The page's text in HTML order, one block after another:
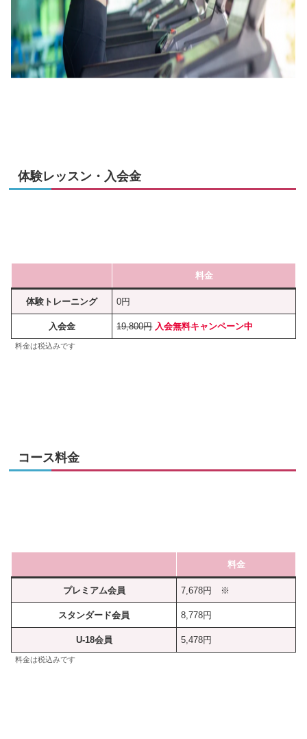
体験レッスン・入会金
料金
体験トレーニング 0円
入会金 19,800円 入会無料キャンペーン中
料金は税込みです
コース料金
料金
プレミアム会員 7,678円 ※
スタンダード会員 8,778円
U-18会員 5,478円
料金は税込みです